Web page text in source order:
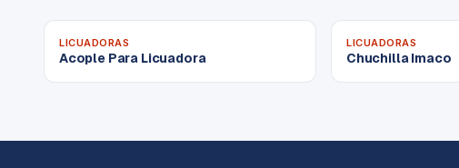
LICUADORAS
Acople Para Licuadora
LICUADORAS
Chuchilla Imaco